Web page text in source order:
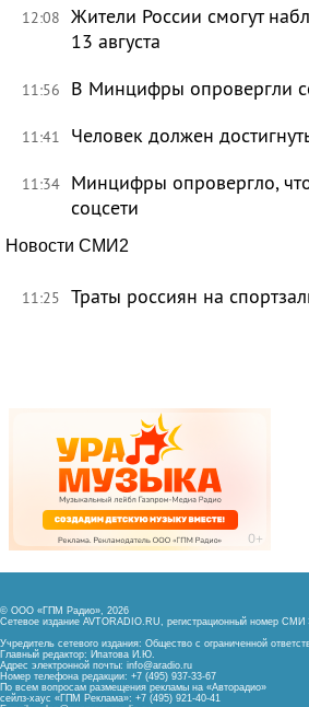
12:08 Жители России смогут
13 августа
11:56 В Минцифры опровергли
11:41 Человек должен
11:34 Минцифры опровергло,
соцсети
Новости СМИ2
11:25 Траты россиян на
© ООО «ГПМ Радио», 2026
Сетевое издание AVTORADIO.RU, регистрационный номер СМИ
Учредитель сетевого издания: Общество с ограниченной
Главный редактор: Ипатова И.Ю.
Адрес электронной почты: info@aradio.ru
Номер телефона редакции: +7 (495) 937-33-67
По всем вопросам размещения рекламы на «Авторадио»
сейлз-хаус «ГПМ Реклама»: +7 (495) 921-40-41